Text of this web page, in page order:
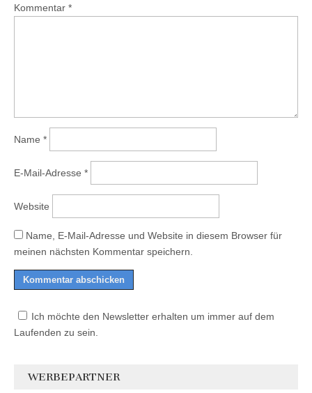
Kommentar *
Name *
E-Mail-Adresse *
Website
Name, E-Mail-Adresse und Website in diesem Browser für
meinen nächsten Kommentar speichern.
Ich möchte den Newsletter erhalten um immer auf dem
Laufenden zu sein.
WERBEPARTNER